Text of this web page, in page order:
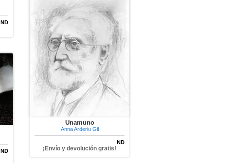
ND
Unamuno
Anna Arderiu Gil
ND
¡Envío y devolución gratis!
ND